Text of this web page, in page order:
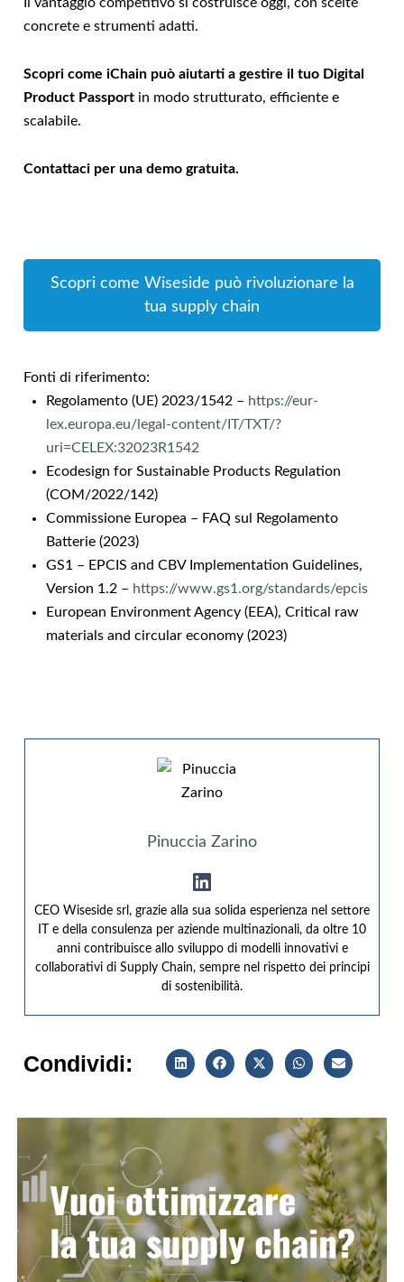
concrete e strumenti adatti.
Scopri come iChain può aiutarti a gestire il tuo Digital
Product Passport in modo strutturato, efficiente e
scalabile.
Contattaci per una demo gratuita.
Scopri come Wiseside può rivoluzionare la
tua supply chain
Fonti di riferimento:
Regolamento (UE) 2023/1542 – https://eur-
lex.europa.eu/legal-content/IT/TXT/?
uri=CELEX:32023R1542
Ecodesign for Sustainable Products Regulation
(COM/2022/142)
Commissione Europea – FAQ sul Regolamento
Batterie (2023)
GS1 – EPCIS and CBV Implementation Guidelines,
Version 1.2 – https://www.gs1.org/standards/epcis
European Environment Agency (EEA), Critical raw
materials and circular economy (2023)
Pinuccia Zarino
CEO Wiseside srl, grazie alla sua solida esperienza nel settore
IT e della consulenza per aziende multinazionali, da oltre 10
anni contribuisce allo sviluppo di modelli innovativi e
collaborativi di Supply Chain, sempre nel rispetto dei principi
di sostenibilità.
Condividi: